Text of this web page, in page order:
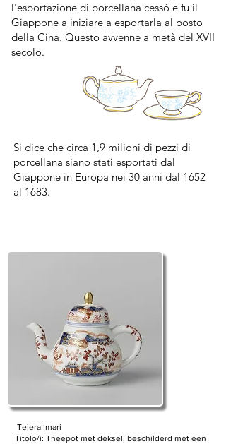
l'esportazione di porcellana cessò e fu il
Giappone a iniziare a esportarla al posto
della Cina. Questo avvenne a metà del XVII
secolo.
Si dice che circa 1,9 milioni di pezzi di
porcellana siano stati esportati dal
Giappone in Europa nei 30 anni dal 1652
al 1683.
​ Teiera Imari
Titolo/i: Theepot met deksel, beschilderd met een